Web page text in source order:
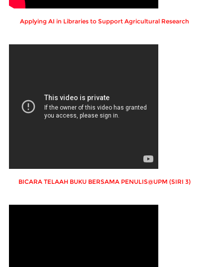
Applying AI in Libraries to Support Agricultural Research
BICARA TELAAH BUKU BERSAMA PENULIS@UPM (SIRI 3)